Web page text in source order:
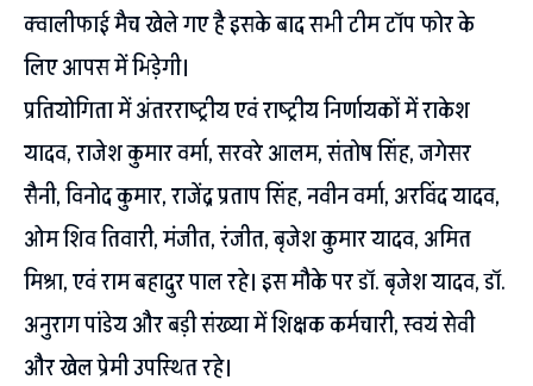
क्वालीफाई मैच खेले गए है इसके बाद सभी टीम टॉप फोर के
लिए आपस में भिड़ेगी।
प्रतियोगिता में अंतरराष्ट्रीय एवं राष्ट्रीय निर्णायकों में राकेश
यादव, राजेश कुमार वर्मा, सरवरे आलम, संतोष सिंह, जगेसर
सैनी, विनोद कुमार, राजेंद्र प्रताप सिंह, नवीन वर्मा, अरविंद यादव,
ओम शिव तिवारी, मंजीत, रंजीत, बृजेश कुमार यादव, अमित
मिश्रा, एवं राम बहादुर पाल रहे। इस मौके पर डॉ. बृजेश यादव, डॉ.
अनुराग पांडेय और बड़ी संख्या में शिक्षक कर्मचारी, स्वयं सेवी
और खेल प्रेमी उपस्थित रहे।